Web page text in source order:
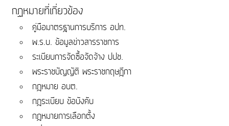
กฏหมายที่เกี่ยวข้อง
คู่มือมาตรฐานการบริการ อปท.
พ.ร.บ. ข้อมูลข่าวสารราชการ
ระเบียบการจัดซื้อจัดจ้าง ปปช.
พระราชบัญญัติ พระราชกฤษฎีกา
กฎหมาย อบต.
กฎระเบียบ ข้อบังคับ
กฎหมายการเลือกตั้ง